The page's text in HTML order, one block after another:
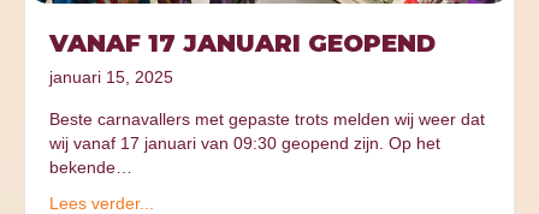
VANAF 17 JANUARI GEOPEND
januari 15, 2025
Beste carnavallers met gepaste trots melden wij weer dat
wij vanaf 17 januari van 09:30 geopend zijn. Op het
bekende…
Lees verder...